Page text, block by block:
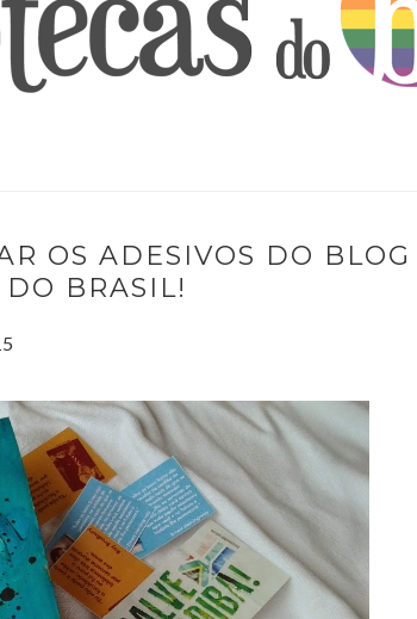
OS ADESIVOS DO BLOG
BRASIL!